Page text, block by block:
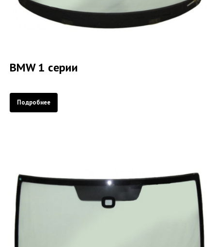
BMW 1 серии
Подробнее